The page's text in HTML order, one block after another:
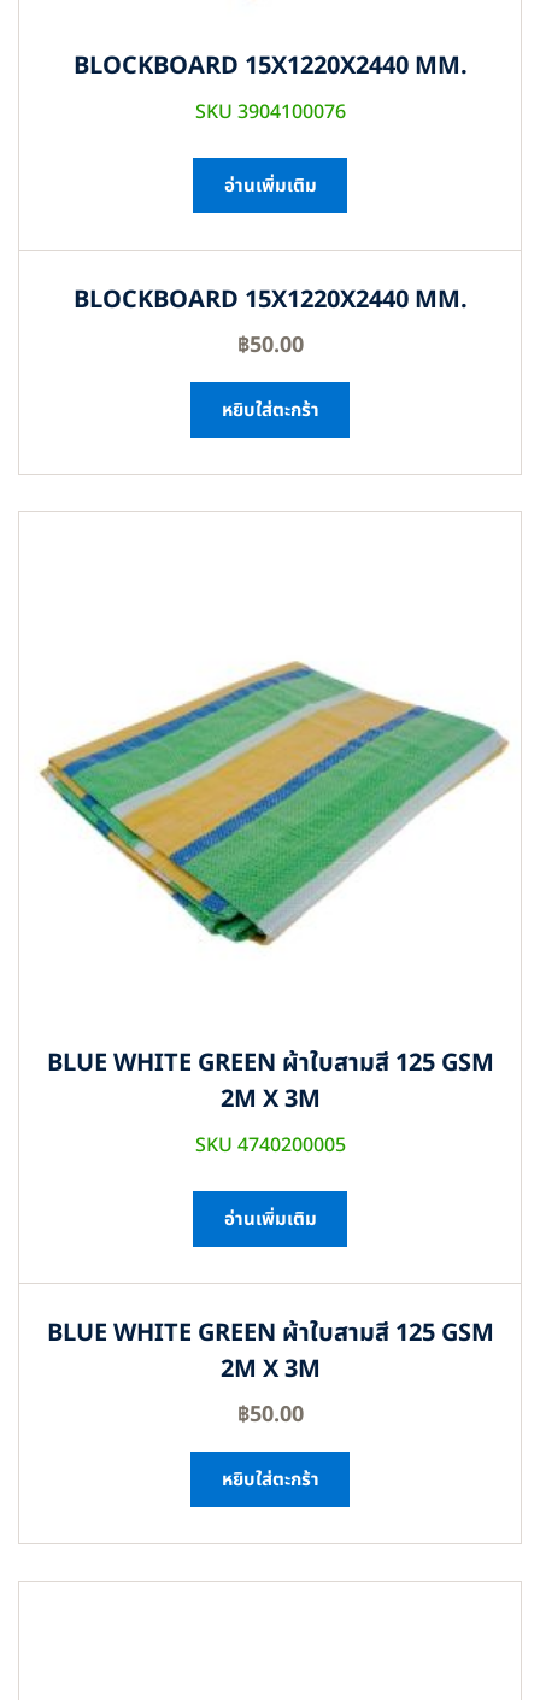
BLOCKBOARD 15X1220X2440 MM.
SKU 3904100076
อ่านเพิ่มเติม
BLOCKBOARD 15X1220X2440 MM.
฿50.00
หยิบใส่ตะกร้า
BLUE WHITE GREEN ผ้าใบสามสี 125 GSM
2M X 3M
SKU 4740200005
อ่านเพิ่มเติม
BLUE WHITE GREEN ผ้าใบสามสี 125 GSM
2M X 3M
฿50.00
หยิบใส่ตะกร้า